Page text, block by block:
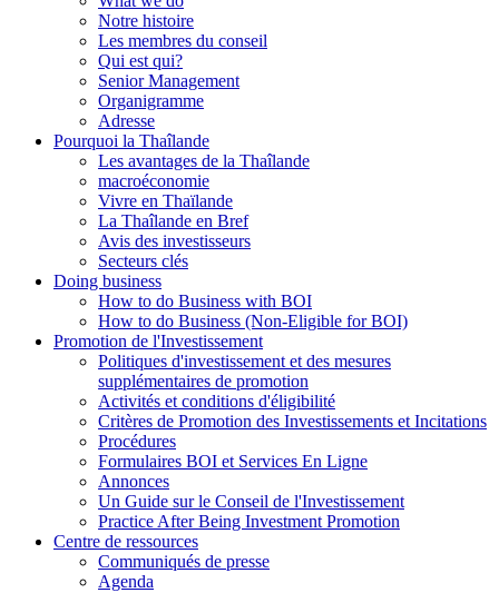
Notre histoire
Les membres du conseil
Qui est qui?
Senior Management
Organigramme
Adresse
Pourquoi la Thaîlande
Les avantages de la Thaîlande
macroéconomie
Vivre en Thaïlande
La Thaîlande en Bref
Avis des investisseurs
Secteurs clés
Doing business
How to do Business with BOI
How to do Business (Non-Eligible for BOI)
Promotion de l'Investissement
Politiques d'investissement et des mesures
supplémentaires de promotion
Activités et conditions d'éligibilité
Critères de Promotion des Investissements et Incitations
Procédures
Formulaires BOI et Services En Ligne
Annonces
Un Guide sur le Conseil de l'Investissement
Practice After Being Investment Promotion
Centre de ressources
Communiqués de presse
Agenda